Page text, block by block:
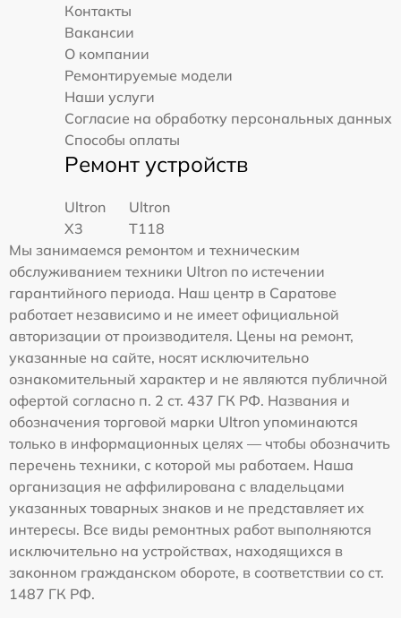
Контакты
Вакансии
О компании
Ремонтируемые модели
Наши услуги
Согласие на обработку персональных данных
Способы оплаты
Ремонт устройств
Ultron
X3
Ultron
T118
Мы занимаемся ремонтом и техническим
обслуживанием техники Ultron по истечении
гарантийного периода. Наш центр в Саратове
работает независимо и не имеет официальной
авторизации от производителя. Цены на ремонт,
указанные на сайте, носят исключительно
ознакомительный характер и не являются публичной
офертой согласно п. 2 ст. 437 ГК РФ. Названия и
обозначения торговой марки Ultron упоминаются
только в информационных целях — чтобы обозначить
перечень техники, с которой мы работаем. Наша
организация не аффилирована с владельцами
указанных товарных знаков и не представляет их
интересы. Все виды ремонтных работ выполняются
исключительно на устройствах, находящихся в
законном гражданском обороте, в соответствии со ст.
1487 ГК РФ.